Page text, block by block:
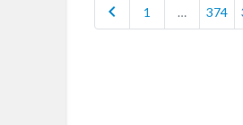
chevron_left 1 … 374